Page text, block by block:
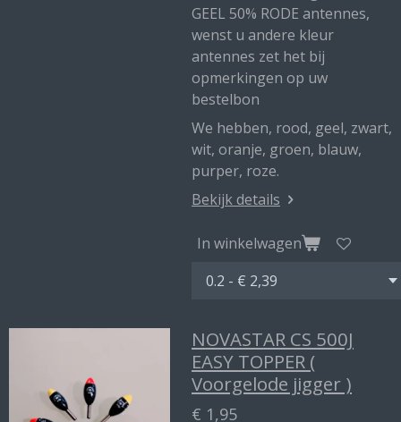
GEEL 50% RODE antennes,
wenst u andere kleur
antennes zet het bij
opmerkingen op uw
bestelbon
We hebben, rood, geel, zwart,
wit, oranje, groen, blauw,
purper, roze.
Bekijk details
In winkelwagen
NOVASTAR CS 500J
EASY TOPPER (
Voorgelode jigger )
€ 1,95